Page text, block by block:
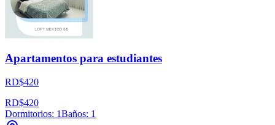
Apartamentos para estudiantes
RD$420
RD$420
Dormitorios: 1Baños: 1